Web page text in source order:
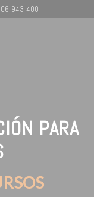
943 400
PARA